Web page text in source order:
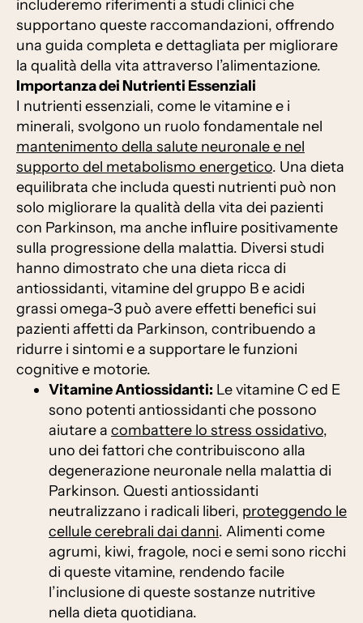
includeremo riferimenti a studi clinici che
supportano queste raccomandazioni, offrendo
una guida completa e dettagliata per migliorare
la qualità della vita attraverso l’alimentazione.
Importanza dei Nutrienti Essenziali
I nutrienti essenziali, come le vitamine e i
minerali, svolgono un ruolo fondamentale nel
mantenimento della salute neuronale e nel
supporto del metabolismo energetico. Una dieta
equilibrata che includa questi nutrienti può non
solo migliorare la qualità della vita dei pazienti
con Parkinson, ma anche influire positivamente
sulla progressione della malattia. Diversi studi
hanno dimostrato che una dieta ricca di
antiossidanti, vitamine del gruppo B e acidi
grassi omega-3 può avere effetti benefici sui
pazienti affetti da Parkinson, contribuendo a
ridurre i sintomi e a supportare le funzioni
cognitive e motorie.
Vitamine Antiossidanti: Le vitamine C ed E
sono potenti antiossidanti che possono
aiutare a combattere lo stress ossidativo,
uno dei fattori che contribuiscono alla
degenerazione neuronale nella malattia di
Parkinson. Questi antiossidanti
neutralizzano i radicali liberi, proteggendo le
cellule cerebrali dai danni. Alimenti come
agrumi, kiwi, fragole, noci e semi sono ricchi
di queste vitamine, rendendo facile
l’inclusione di queste sostanze nutritive
nella dieta quotidiana.